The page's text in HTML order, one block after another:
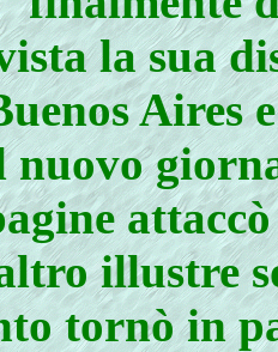
la sua
nuovo
illustre
tornò in